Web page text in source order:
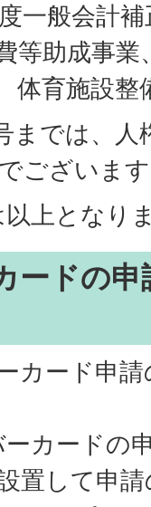
一般会計
等助成事
体育施設整
までは、人
ございま
上となり
ードの申
カード申
カードの
置して申